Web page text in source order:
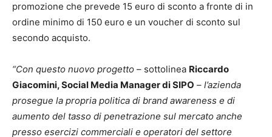
promozione che prevede 15 euro di sconto a fronte di in
ordine minimo di 150 euro e un voucher di sconto sul
secondo acquisto.
“Con questo nuovo progetto – sottolinea Riccardo
Giacomini, Social Media Manager di SIPO – l’azienda
prosegue la propria politica di brand awareness e di
aumento del tasso di penetrazione sul mercato anche
presso esercizi commerciali e operatori del settore